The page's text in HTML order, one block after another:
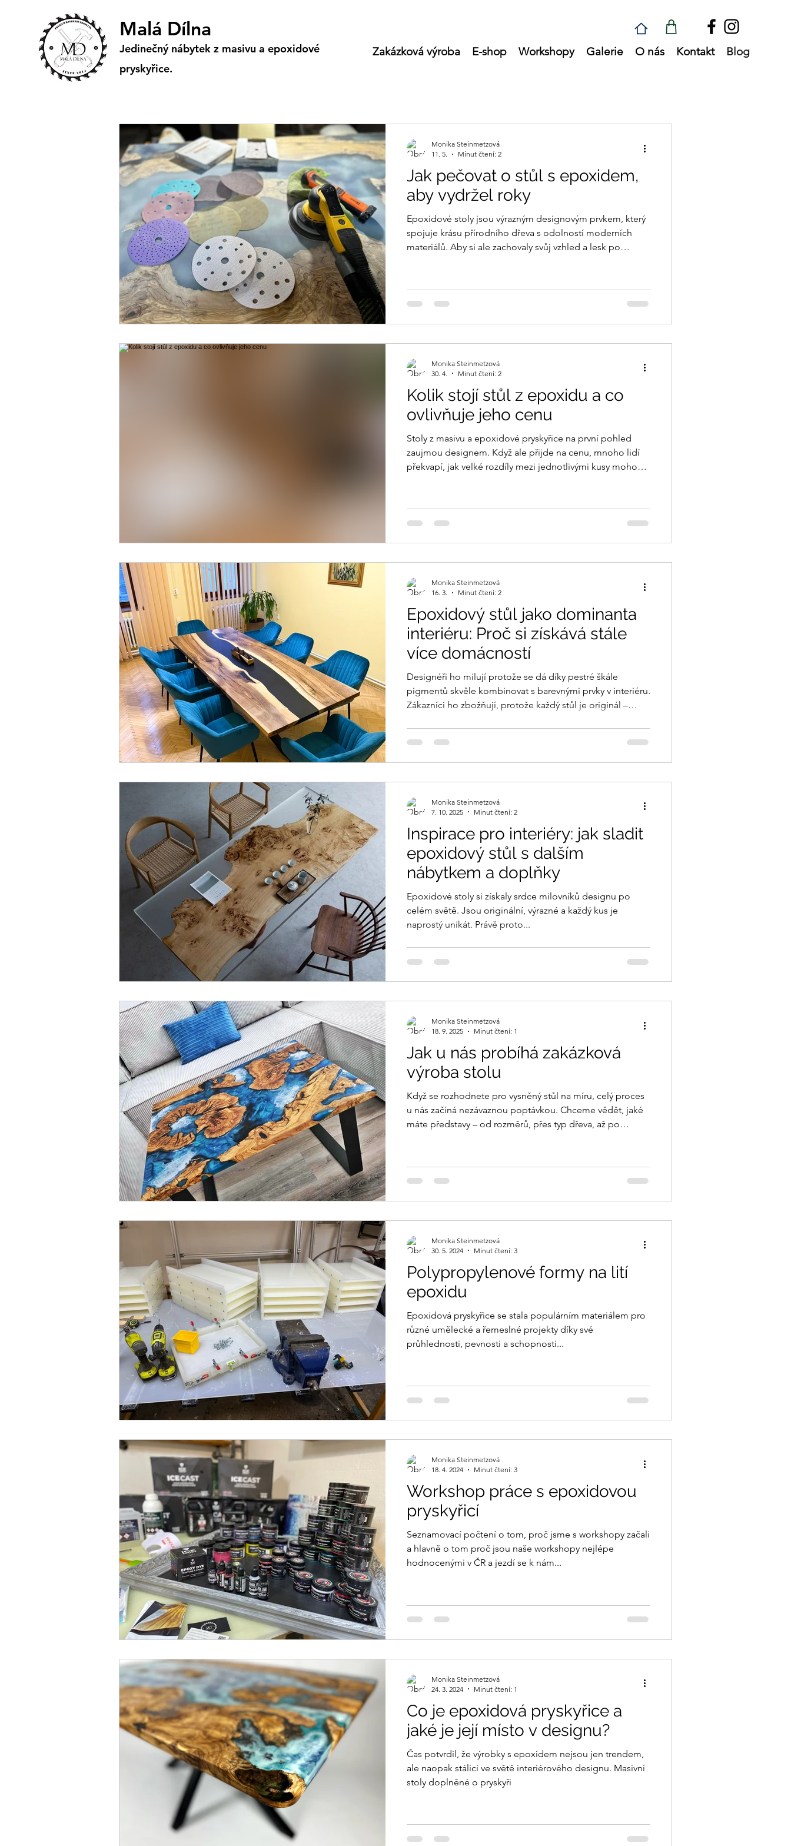
Malá Dílna
Jedinečný nábytek z masivu a epoxidové
pryskyřice.
Zakázková výroba E-shop Workshopy Galerie O nás Kontakt Blog
Jak pečovat o stůl s epoxidem,
aby vydržel roky
Epoxidové stoly jsou výrazným designovým prvkem, který
spojuje krásu přírodního dřeva s odolností moderních
materiálů. Aby si ale zachovaly svůj vzhled a lesk po
dodržovat několik základních pravidel. Pravidelné čištění
bez agresivní chemie Pro běžné čištění si vystačíte s
Monika Steinmetzová
11. 5.
Minut čtení: 2
Kolik stojí stůl z epoxidu a co
ovlivňuje jeho cenu
Stoly z masivu a epoxidové pryskyřice na první pohled
zaujmou designem. Když ale přijde na cenu, mnoho lidí
překvapí, jak velké rozdíly mezi jednotlivými kusy mohou
Monika Steinmetzová
30. 4.
Minut čtení: 2
Epoxidový stůl jako dominanta
interiéru: Proč si získává stále
více domácností
Designéři ho milují protože se dá díky pestré škále
pigmentů skvěle kombinovat s barevnými prvky v interiéru.
Zákazníci ho zbožňují, protože každý stůl je originál –
Monika Steinmetzová
16. 3.
Minut čtení: 2
Inspirace pro interiéry: jak sladit
epoxidový stůl s dalším
nábytkem a doplňky
Epoxidové stoly si získaly srdce milovníků designu po
celém světě. Jsou originální, výrazné a každý kus je
naprostý unikát. Právě proto...
Monika Steinmetzová
7. 10. 2025
Minut čtení: 2
Jak u nás probíhá zakázková
výroba stolu
Když se rozhodnete pro vysněný stůl na míru, celý proces
u nás začíná nezávaznou poptávkou. Chceme vědět, jaké
máte představy – od rozměrů, přes typ dřeva, až po
Monika Steinmetzová
18. 9. 2025
Minut čtení: 1
Polypropylenové formy na lití
epoxidu
Epoxidová pryskyřice se stala populárním materiálem pro
různé umělecké a řemeslné projekty díky své
průhlednosti, pevnosti a schopnosti...
Monika Steinmetzová
30. 5. 2024
Minut čtení: 3
Workshop práce s epoxidovou
pryskyřicí
Seznamovací počtení o tom, proč jsme s workshopy začali
a hlavně o tom proč jsou naše workshopy nejlépe
hodnocenými v ČR a jezdí se k nám...
Monika Steinmetzová
18. 4. 2024
Minut čtení: 3
Co je epoxidová pryskyřice a
jaké je její místo v designu?
Čas potvrdil, že výrobky s epoxidem nejsou jen trendem,
ale naopak stálicí ve světě interiérového designu. Masivní
stoly doplněné o pryskyři
Monika Steinmetzová
24. 3. 2024
Minut čtení: 1